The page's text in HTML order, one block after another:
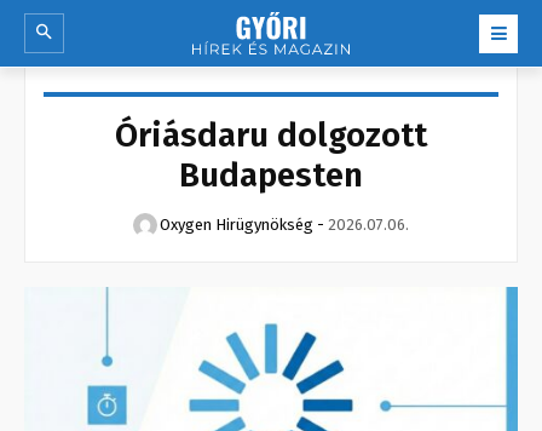
Óriásdaru dolgozott
Budapesten
Oxygen Hirügynökség - 2026.07.06.